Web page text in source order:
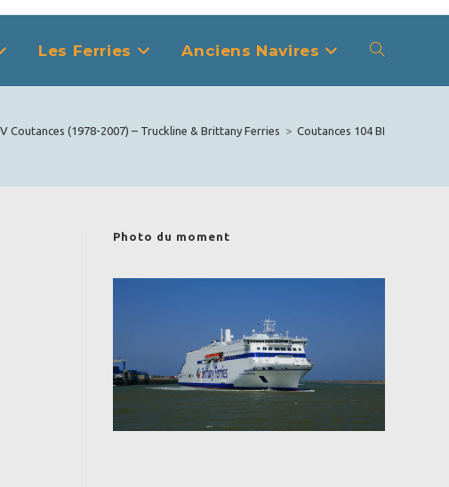
Les Ferries Anciens Navires Toggle
Coutances (1978-2007) – Truckline & Brittany Ferries > Coutances 104 BI
Photo du moment